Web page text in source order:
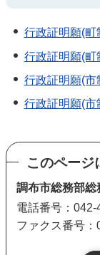
行政証明願(
行政証明願(
行政証明願(
行政証明願(
このページ
調布市総務部総
電話番号：042-
ファクス番号